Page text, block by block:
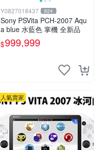
Y0827018437 824
Sony PSVita PCH-2007 Aqu
a blue 水藍色 掌機 全新品
$999,999
人氣賣家